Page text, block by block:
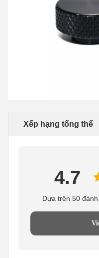
Xếp hạng tổng thể
4.7
Dựa trên 50